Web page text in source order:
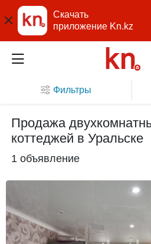
Скачать
приложение Kn.kz
Фильтры
Продажа
коттеджей в Уральске
1 объявление